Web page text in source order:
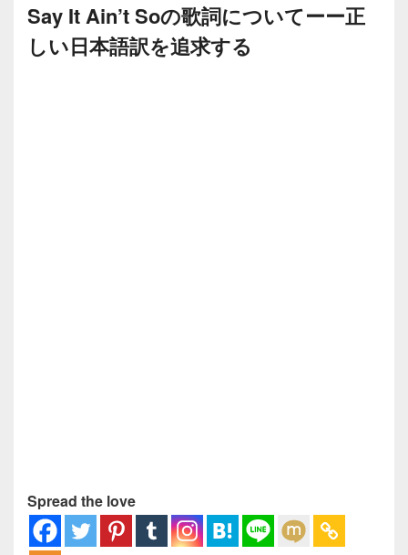
Say It Ain’t Soの歌詞についてーー正
しい日本語訳を追求する
Spread the love